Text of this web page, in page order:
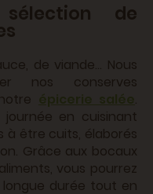
de
de viande… Nous
nos conserves
épicerie salée.
en cuisinant
à être cuits, élaborés
Grâce aux bocaux
vous pourrez
durée tout en